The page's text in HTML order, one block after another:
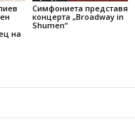
на
Симфониета представя
концерта „Broadway in
Shumen“